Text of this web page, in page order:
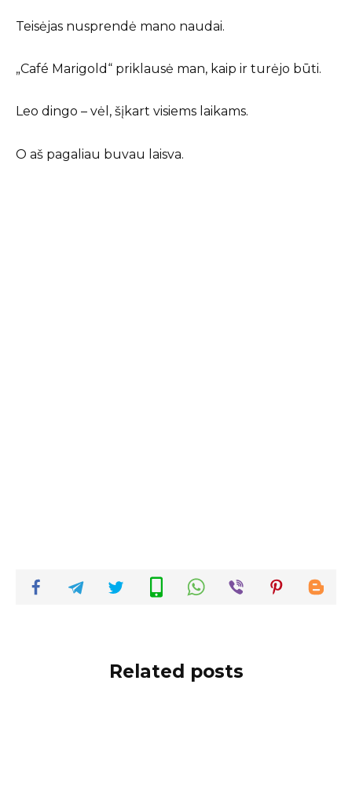
Teisėjas nusprendė mano naudai.
„Café Marigold“ priklausė man, kaip ir turėjo būti.
Leo dingo – vėl, šįkart visiems laikams.
O aš pagaliau buvau laisva.
Related posts